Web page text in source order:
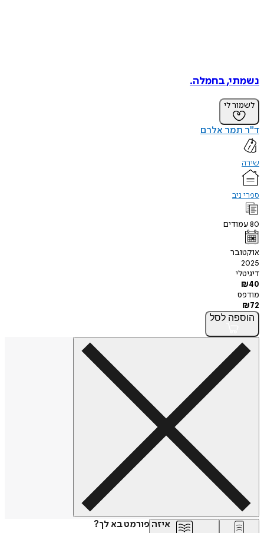
נשמתי, בחמלה.
לשמור לי
ד"ר תמר אלרם
שירה
ספרי ניב
80עמודים
אוקטובר
2025
דיגיטלי
₪40
מודפס
₪72
הוספה לסל
איזה פורמט בא לך?